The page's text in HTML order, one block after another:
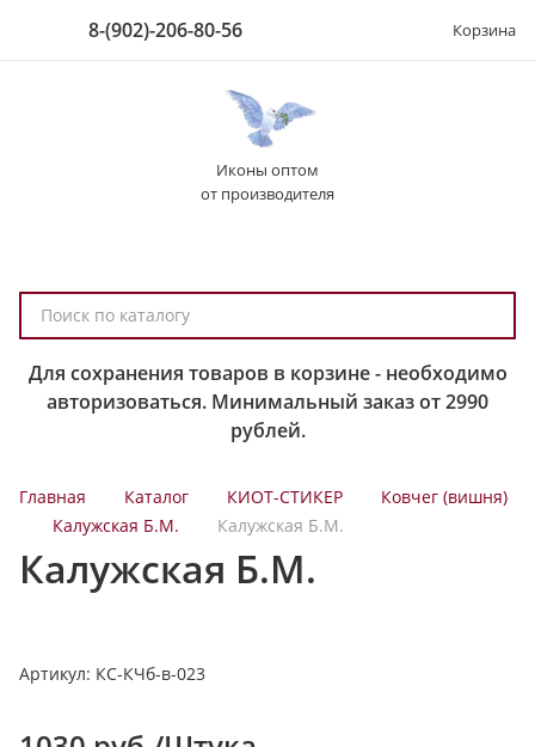
8-(902)-206-80-56 Корзина
Иконы оптом
от производителя
о
к
т
а
г
Для сохранения товаров в корзине - необходимо
авторизоваться. Минимальный заказ от 2990
рублей.
Главная Каталог КИОТ-СТИКЕР
Ковчег (вишня)
Калужская Б.М.
Калужская Б.М.
Калужская Б.М.
Артикул: КС-КЧб-в-023